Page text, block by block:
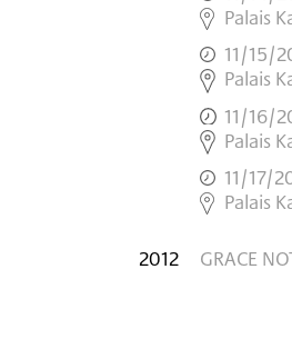
,
Palais
11/15/
,
Palais
11/16/
,
Palais
11/17/
,
Palais
2012
GRACE